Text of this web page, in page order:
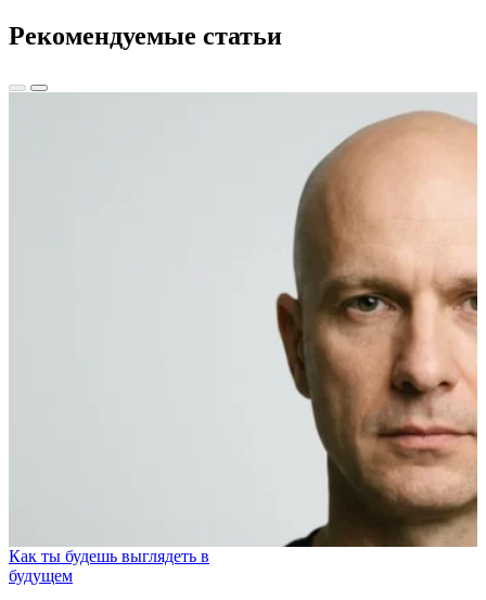
Рекомендуемые статьи
Как ты будешь выглядеть в
будущем